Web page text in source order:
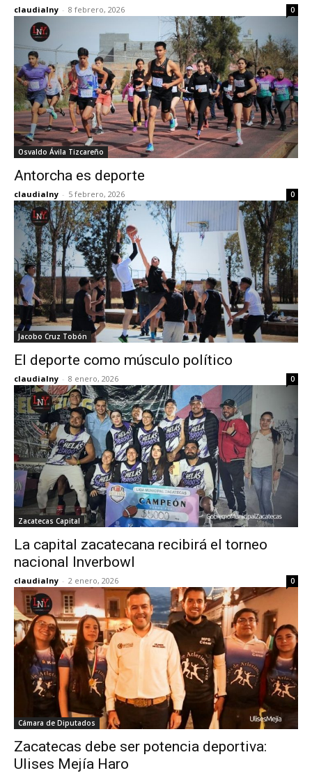
claudialny - 8 febrero, 2026 0
Osvaldo Ávila Tizcareño
Antorcha es deporte
claudialny - 5 febrero, 2026 0
Jacobo Cruz Tobón
El deporte como músculo político
claudialny - 8 enero, 2026 0
Zacatecas Capital
La capital zacatecana recibirá el torneo
nacional Inverbowl
claudialny - 2 enero, 2026 0
Cámara de Diputados
Zacatecas debe ser potencia deportiva:
Ulises Mejía Haro